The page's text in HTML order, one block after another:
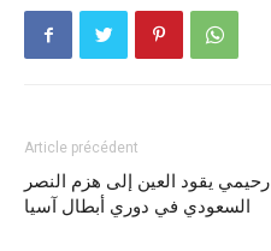
Article précédent
رحيمي يقود العين إلى هزم النصر
السعودي في دوري أبطال آسيا